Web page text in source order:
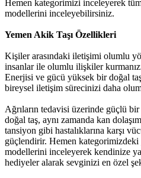
Hemen kategorimizi inceleyerek
modellerini inceleyebilirsiniz.
Yemen Akik Taşı Özellikleri
Kişiler arasındaki iletişimi olumlu
insanlar ile olumlu ilişkiler
Enerjisi ve gücü yüksek bir doğal
bireysel iletişim sürecinizi daha
Ağrıların tedavisi üzerinde güçlü
doğal taş, aynı zamanda kan
tansiyon gibi hastalıklarına karşı
güçlendirir. Hemen kategorimizdeki
modellerini inceleyerek kendinize
hediyeler alarak sevginizi en özel